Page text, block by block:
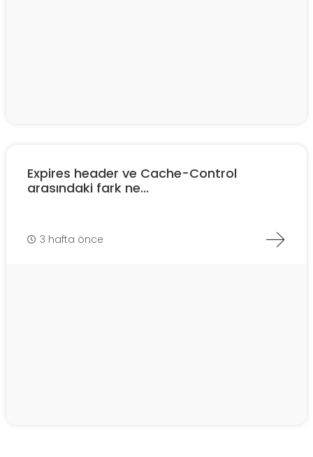
Expires header ve Cache-Control
arasındaki fark ne...
3 hafta önce